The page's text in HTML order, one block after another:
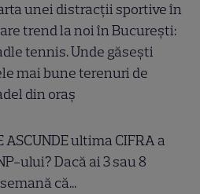
unei distracții sportive în
trend la noi în București:
tennis. Unde găsești
mai bune terenuri de
din oraș
ASCUNDE ultima CIFRA a
ului? Dacă ai 3 sau 8
că...